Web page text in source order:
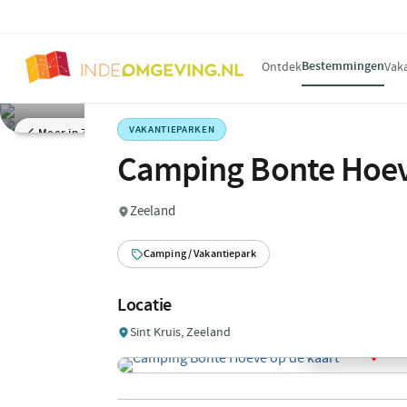
OntdekBestemmingen
Meer in Zeeland VAKANTIEPARKEN
Camping Bonte
Zeeland
Camping / Vakantiepark
Locatie
Sint Kruis, Zeeland